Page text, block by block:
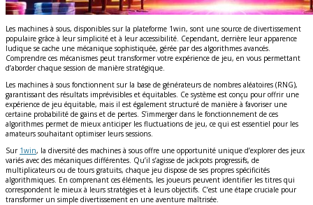
Les machines à sous, disponibles sur la plateforme 1win, sont une source de divertissement
populaire grâce à leur simplicité et à leur accessibilité. Cependant, derrière leur apparence
ludique se cache une mécanique sophistiquée, gérée par des algorithmes avancés.
Comprendre ces mécanismes peut transformer votre expérience de jeu, en vous permettant
d’aborder chaque session de manière stratégique.
Les machines à sous fonctionnent sur la base de générateurs de nombres aléatoires (RNG),
garantissant des résultats imprévisibles et équitables. Ce système est conçu pour offrir une
expérience de jeu équitable, mais il est également structuré de manière à favoriser une
certaine probabilité de gains et de pertes. S’immerger dans le fonctionnement de ces
algorithmes permet de mieux anticiper les fluctuations de jeu, ce qui est essentiel pour les
amateurs souhaitant optimiser leurs sessions.
Sur 1win, la diversité des machines à sous offre une opportunité unique d’explorer des jeux
variés avec des mécaniques différentes. Qu’il s’agisse de jackpots progressifs, de
multiplicateurs ou de tours gratuits, chaque jeu dispose de ses propres spécificités
algorithmiques. En comprenant ces éléments, les joueurs peuvent identifier les titres qui
correspondent le mieux à leurs stratégies et à leurs objectifs. C’est une étape cruciale pour
transformer un simple divertissement en une aventure maîtrisée.